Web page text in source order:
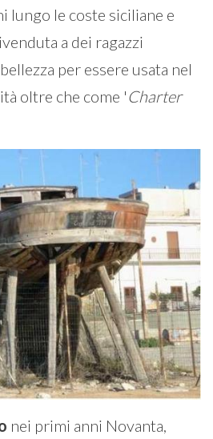
lungo le coste siciliane e
a dei ragazzi
per essere usata nel
oltre che come 'Charter
nei primi anni Novanta,